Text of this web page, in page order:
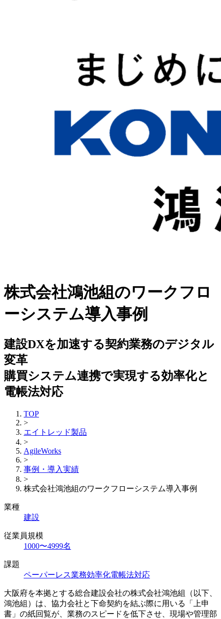
株式会社鴻池組のワークフロ
ーシステム導入事例
建設DXを加速する契約業務のデジタル
変革
購買システム連携で実現する効率化と
電帳法対応
TOP
>
エイトレッド製品
>
AgileWorks
>
事例・導入実績
>
株式会社鴻池組のワークフローシステム導入事例
業種
建設
従業員規模
1000〜4999名
課題
ペーパーレス業務効率化電帳法対応
大阪府を本拠とする総合建設会社の株式会社鴻池組（以下、
鴻池組）は、協力会社と下命契約を結ぶ際に用いる「上申
書」の紙回覧が、業務のスピードを低下させ、現場や管理部